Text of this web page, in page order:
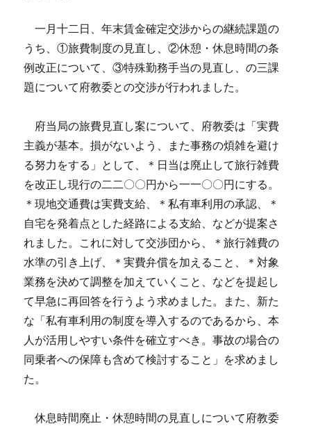
一月十二日、年末賃金確定交渉からの継続課題の
うち、①旅費制度の見直し、②休憩・休息時間の条
例改正について、③特殊勤務手当の見直し、の三課
題について府教委との交渉が行われました。
府当局の旅費見直し案について、府教委は「実費
主義が基本。損がないよう、また事務の煩雑を避け
る努力をする」として、＊日当は廃止して旅行雑費
を改正し現行の二二〇〇円から一一〇〇円にする。
＊現地交通費は実費支給、＊私有車利用の承認、＊
自宅を発着点とした経路による支給、などが提案さ
れました。これに対して交渉団から、＊旅行雑費の
水準の引き上げ、＊実費弁償を加えること、＊対象
業務を決めて調整を加えていくこと、などを提起し
て早急に再回答を行うよう求めました。また、新た
な「私有車利用の制度を導入するのであるから、本
人が活用しやすい条件を確立すべき。事故の場合の
同乗者への保障も含めて検討すること」を求めまし
た。
休息時間廃止・休憩時間の見直しについて府教委